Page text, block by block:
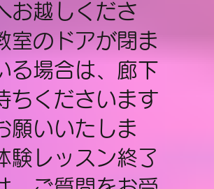
お越しくださ
室のドアが閉ま
る場合は、廊下
ちくださいます
願いいたしま
験レッスン終了